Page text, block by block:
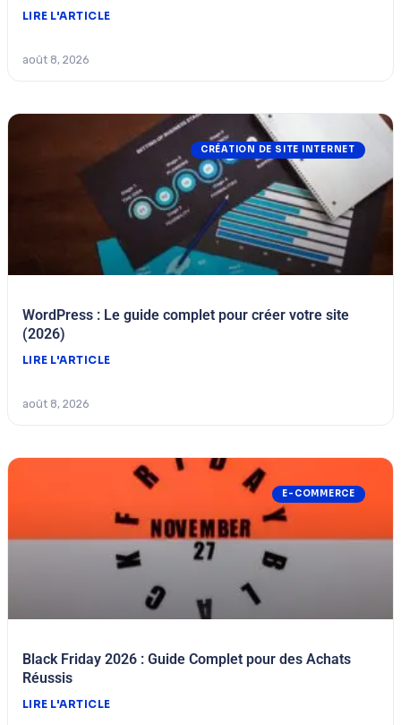
LIRE L'ARTICLE
août 8, 2026
CRÉATION DE SITE INTERNET
WordPress : Le guide complet pour créer votre site
(2026)
LIRE L'ARTICLE
août 8, 2026
E-COMMERCE
Black Friday 2026 : Guide Complet pour des Achats
Réussis
LIRE L'ARTICLE